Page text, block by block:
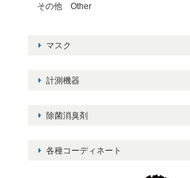
その他 Other
マスク
計測機器
除菌消臭剤
各種コーディネート